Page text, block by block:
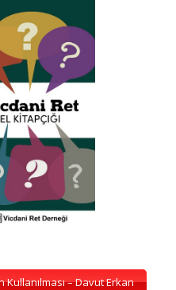
Kullanılması – Davut Erkan